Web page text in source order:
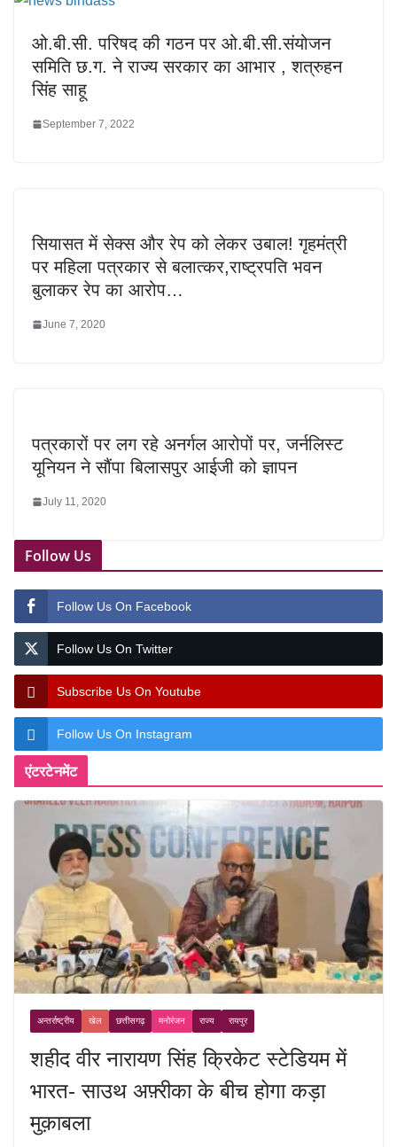
ओ.बी.सी. परिषद की गठन पर ओ.बी.सी.संयोजन
समिति छ.ग. ने राज्य सरकार का आभार , शत्रुहन
सिंह साहू
September 7, 2022
सियासत में सेक्स और रेप को लेकर उबाल! गृहमंत्री
पर महिला पत्रकार से बलात्कर,राष्ट्रपति भवन
बुलाकर रेप का आरोप…
June 7, 2020
पत्रकारों पर लग रहे अनर्गल आरोपों पर, जर्नलिस्ट
यूनियन ने सौंपा बिलासपुर आईजी को ज्ञापन
July 11, 2020
Follow Us
Follow Us On Facebook
Follow Us On Twitter
Subscribe Us On Youtube
Follow Us On Instagram
एंटरटेनमेंट
अन्तर्राष्ट्रीय खेल छत्तीसगढ़ मनोरंजन राज्य रायपुर
शहीद वीर नारायण सिंह क्रिकेट स्टेडियम में
भारत- साउथ अफ़्रीका के बीच होगा कड़ा
मुक़ाबला